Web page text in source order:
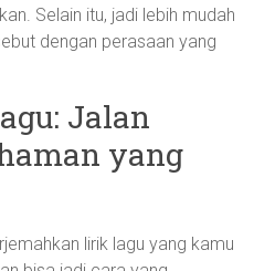
Selain itu, jadi lebih mudah
dengan perasaan yang
Jalan
yang
lirik lagu yang kamu